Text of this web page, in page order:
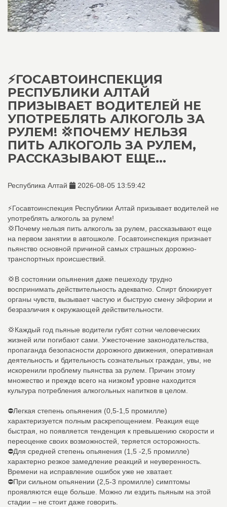
⚡ГОСАВТОИНСПЕКЦИЯ
РЕСПУБЛИКИ АЛТАЙ
ПРИЗЫВАЕТ ВОДИТЕЛЕЙ НЕ
УПОТРЕБЛЯТЬ АЛКОГОЛЬ ЗА
РУЛЕМ! 💢ПОЧЕМУ НЕЛЬЗЯ
ПИТЬ АЛКОГОЛЬ ЗА РУЛЕМ,
РАССКАЗЫВАЮТ ЕЩЕ...
Республика Алтай 2026-08-05 13:59:42
⚡Госавтоинспекция Республики Алтай призывает водителей не
употреблять алкоголь за рулем!
💢Почему нельзя пить алкоголь за рулем, рассказывают еще
на первом занятии в автошколе. Госавтоинспекция признает
пьянство основной причиной самых страшных дорожно-
транспортных происшествий.
💢В состоянии опьянения даже пешеходу трудно
воспринимать действительность адекватно. Спирт блокирует
органы чувств, вызывает частую и быструю смену эйфории и
безразличия к окружающей действительности.
💢Каждый год пьяные водители губят сотни человеческих
жизней или погибают сами. Ужесточение законодательства,
пропаганда безопасности дорожного движения, оперативная
деятельность и бдительность сознательных граждан, увы, не
искоренили проблему пьянства за рулем. Причин этому
множество и прежде всего на низком❗ уровне находится
культура потребления алкогольных напитков в целом.
⛔Легкая степень опьянения (0,5-1,5 промилле)
характеризуется полным раскрепощением. Реакция еще
быстрая, но появляется тенденция к превышению скорости и
переоценке своих возможностей, теряется осторожность.
⛔Для средней степень опьянения (1,5 -2,5 промилле)
характерно резкое замедление реакций и неуверенность.
Времени на исправление ошибок уже не хватает.
⛔При сильном опьянении (2,5-3 промилле) симптомы
проявляются еще больше. Можно ли ездить пьяным на этой
стадии – не стоит даже говорить.